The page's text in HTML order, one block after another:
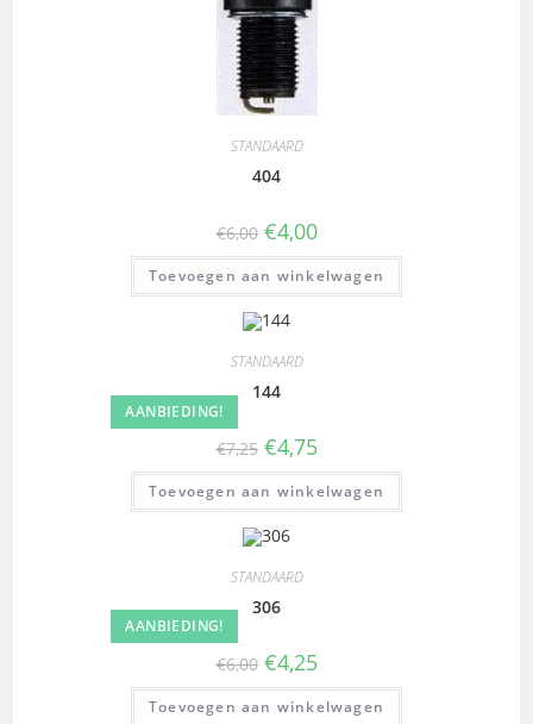
STANDAARD
404
€6,00 €4,00
Toevoegen aan winkelwagen
AANBIEDING!
STANDAARD
144
€7,25 €4,75
Toevoegen aan winkelwagen
AANBIEDING!
STANDAARD
306
€6,00 €4,25
Toevoegen aan winkelwagen